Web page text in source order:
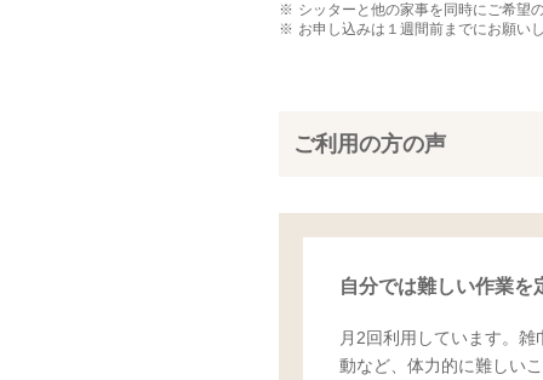
シッターと他の家事を同時にご希望
お申し込みは１週間前までにお願い
ご利用の方の声
自分では難しい作業を
月2回利用しています。
動など、体力的に難しい